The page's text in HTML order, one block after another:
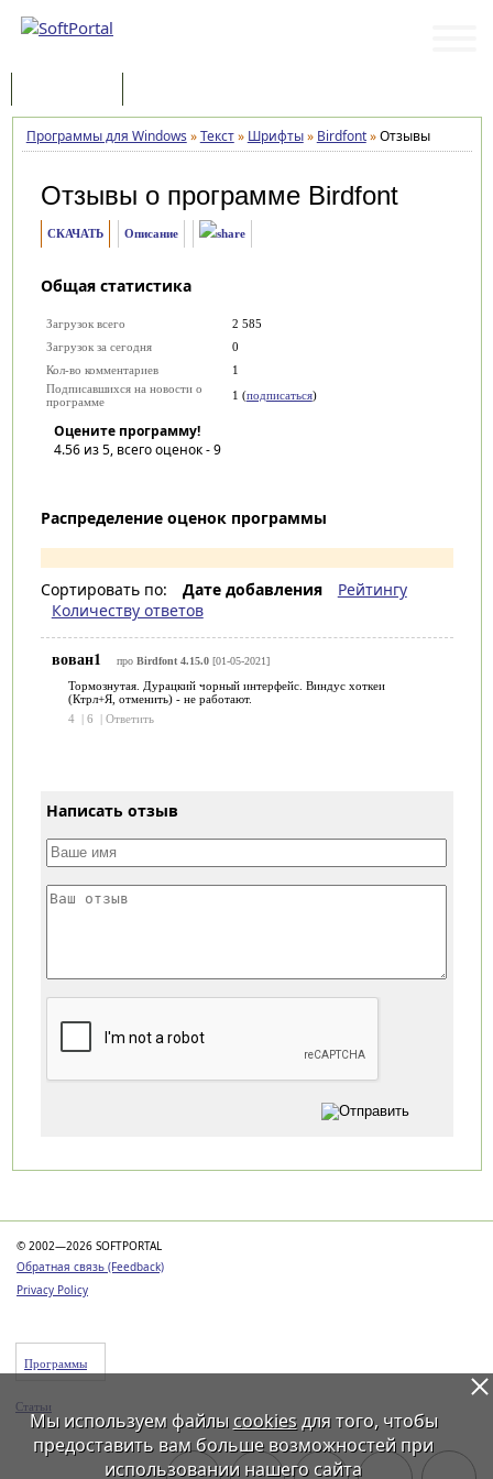
Программы для Windows »Текст» Шрифты» Birdfont»Отзывы
Отзывы о программе Birdfont
СКАЧАТЬ Описание
Общая статистика
Загрузок всего
2 585
Загрузок за сегодня
0
Кол-во комментариев
1
Подписавшихся на новости о
программе
1 (подписаться)
Оцените программу!
4.56из 5, всего оценок -9
Распределение оценок программы
Сортировать по: Дате добавления
Рейтингу
Количеству ответов
вован1 про Birdfont 4.15.0[01-05-2021]
Тормознутая. Дурацкий чорный интерфейс. Виндус хоткеи
(Ктрл+Я, отменить) - не работают.
4 | 6 | Ответить
Написать отзыв
© 2002—2026 SOFTPORTAL
Обратная связь (Feedback)
Privacy Policy
Программы
Статьи
Мы используем файлы cookiesдля того, чтобы
предоставить вам больше возможностей при
использовании нашего сайта